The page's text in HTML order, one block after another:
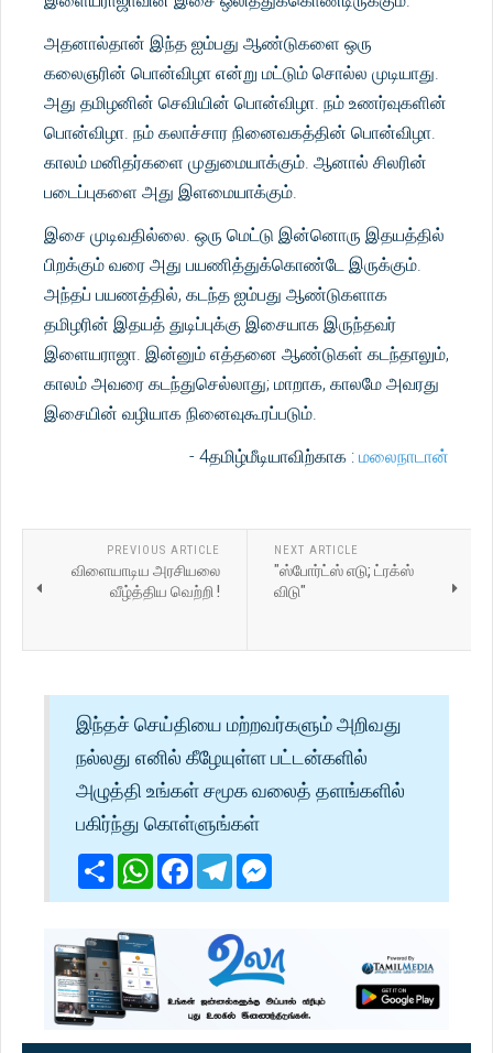
அதனால்தான் இந்த ஐம்பது ஆண்டுகளை ஒரு
கலைஞரின் பொன்விழா என்று மட்டும் சொல்ல முடியாது.
அது தமிழனின் செவியின் பொன்விழா. நம் உணர்வுகளின்
பொன்விழா. நம் கலாச்சார நினைவகத்தின் பொன்விழா.
காலம் மனிதர்களை முதுமையாக்கும். ஆனால் சிலரின்
படைப்புகளை அது இளமையாக்கும்.
இசை முடிவதில்லை. ஒரு மெட்டு இன்னொரு இதயத்தில்
பிறக்கும் வரை அது பயணித்துக்கொண்டே இருக்கும்.
அந்தப் பயணத்தில், கடந்த ஐம்பது ஆண்டுகளாக
தமிழரின் இதயத் துடிப்புக்கு இசையாக இருந்தவர்
இளையராஜா. இன்னும் எத்தனை ஆண்டுகள் கடந்தாலும்,
காலம் அவரை கடந்துசெல்லாது; மாறாக, காலமே அவரது
இசையின் வழியாக நினைவுகூரப்படும்.
- 4தமிழ்மீடியாவிற்காக : மலைநாடான்
PREVIOUS ARTICLE
விளையாடிய அரசியலை
வீழ்த்திய வெற்றி !
NEXT ARTICLE
"ஸ்போர்ட்ஸ் எடு; ட்ரக்ஸ்
விடு"
இந்தச் செய்தியை மற்றவர்களும் அறிவது
நல்லது எனில் கீழேயுள்ள பட்டன்களில்
அழுத்தி உங்கள் சமூக வலைத் தளங்களில்
பகிர்ந்து கொள்ளுங்கள்
ShareWhatsApp
Facebook
Telegram